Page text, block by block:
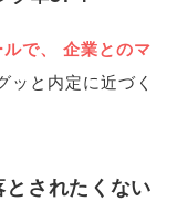
で、
企業とのマ
ッと内定に近づく
されたくない